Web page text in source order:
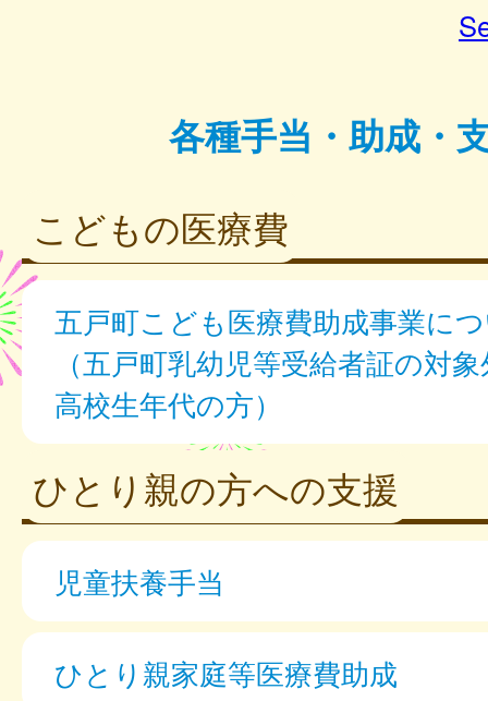
各種手当・助成・
こどもの医療費
五戸町こども医療費助成事業に
（五戸町乳幼児等受給者証の対
高校生年代の方）
ひとり親の方への支援
児童扶養手当
ひとり親家庭等医療費助成